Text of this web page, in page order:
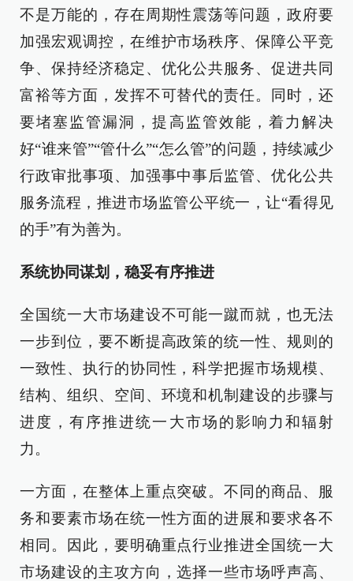
不是万能的，存在周期性震荡等问题，政府要
加强宏观调控，在维护市场秩序、保障公平竞
争、保持经济稳定、优化公共服务、促进共同
富裕等方面，发挥不可替代的责任。同时，还
要堵塞监管漏洞，提高监管效能，着力解决
好“谁来管”“管什么”“怎么管”的问题，持续减少
行政审批事项、加强事中事后监管、优化公共
服务流程，推进市场监管公平统一，让“看得见
的手”有为善为。
系统协同谋划，稳妥有序推进
全国统一大市场建设不可能一蹴而就，也无法
一步到位，要不断提高政策的统一性、规则的
一致性、执行的协同性，科学把握市场规模、
结构、组织、空间、环境和机制建设的步骤与
进度，有序推进统一大市场的影响力和辐射
力。
一方面，在整体上重点突破。不同的商品、服
务和要素市场在统一性方面的进展和要求各不
相同。因此，要明确重点行业推进全国统一大
市场建设的主攻方向，选择一些市场呼声高、